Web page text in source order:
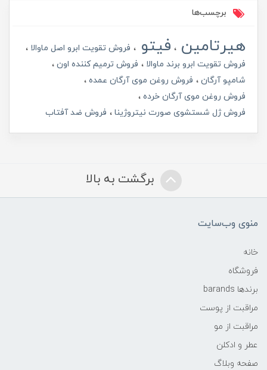
برچسب‌ها
هیرتامین فیتو
فروش تقویت ابرو اصل ماوالا
فروش تقویت ابرو برند ماوالا
فروش ترمیم کننده اون
شامپو آرگان
فروش روغن موی آرگان عمده
فروش روغن موی آرگان خرده
فروش ژل شستشوی صورت نیتروژینا
فروش ضد آفتاب
برگشت به بالا
منوی وب‌سایت
خانه
فروشگاه
برندها barands
مراقبت از پوست
مراقبت از مو
عطر و ادکلن
صفحه وبلاگ